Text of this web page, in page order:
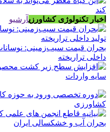
اخبار تکنولوژی کشاورزیآرشیو
بحران قیمت سیب‌زمینی:
داخلی تراریخته